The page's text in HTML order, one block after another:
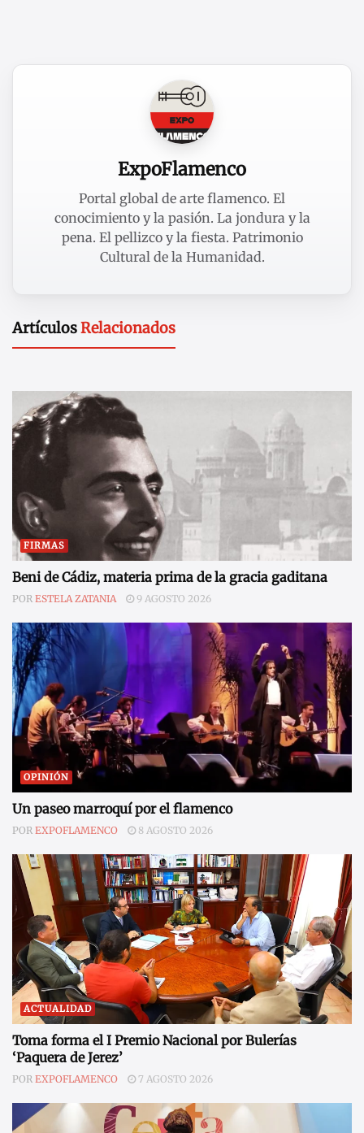
ExpoFlamenco
Portal global de arte flamenco. El
conocimiento y la pasión. La jondura y la
pena. El pellizco y la fiesta. Patrimonio
Cultural de la Humanidad.
ArtículosRelacionados
FIRMAS
Beni de Cádiz, materia prima de la gracia gaditana
POR ESTELA ZATANIA 9 AGOSTO 2026
OPINIÓN
Un paseo marroquí por el flamenco
POR EXPOFLAMENCO 8 AGOSTO 2026
ACTUALIDAD
Toma forma el I Premio Nacional por Bulerías
‘Paquera de Jerez’
POR EXPOFLAMENCO 7 AGOSTO 2026